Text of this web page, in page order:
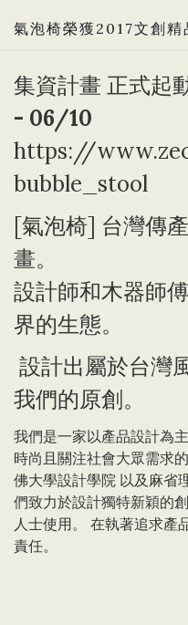
氣泡椅榮獲2017文創精
集資計畫 正式起
- 06/10
https://
bubble_stool
[氣泡椅] 台灣傳
畫。
設計師和木器師
界的生態。
設計出屬於台灣
我們的原創。
我們是一家以產品設計為
時尚且關注社會大眾需求
佛大學設計學院 以及麻省
們致力於設計獨特新穎的
人士使用。 在執著追求產
責任。